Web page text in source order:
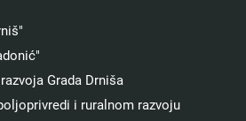
Grada Drniša
i ruralnom razvoju